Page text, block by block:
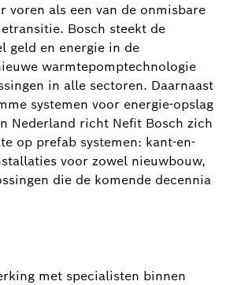
voren als een van de onmisbare
Bosch steekt de
geld en energie in de
warmtepomptechnologie
in alle sectoren. Daarnaast
systemen voor energie-opslag
Nederland richt Nefit Bosch zich
op prefab systemen: kant-en-
voor zowel nieuwbouw,
die de komende decennia
met specialisten binnen